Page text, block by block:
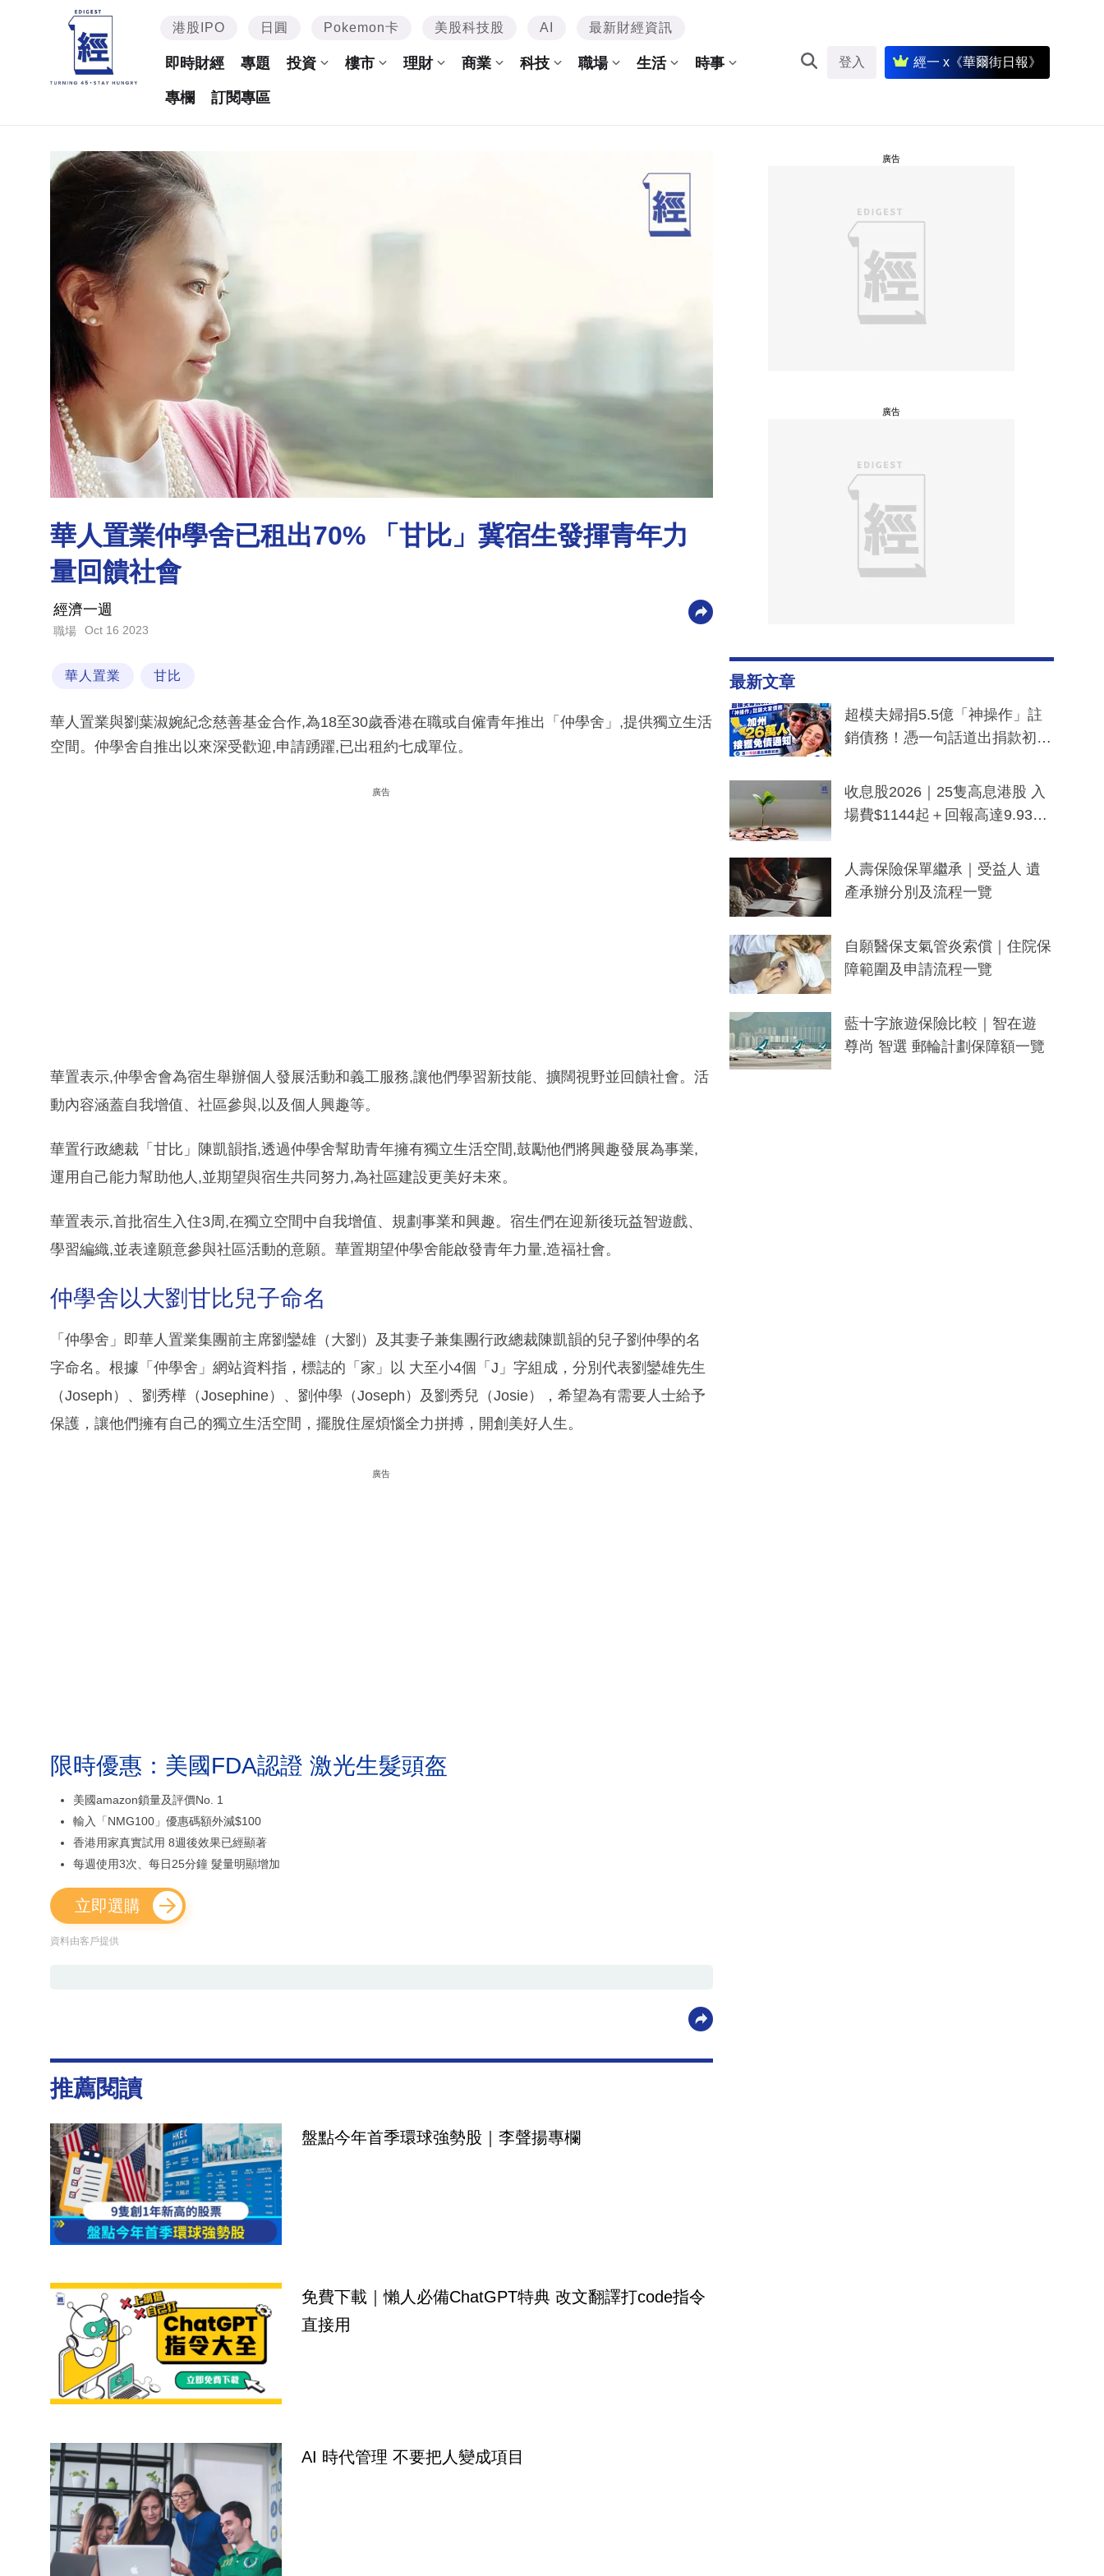
港股IPO 日圓 Pokemon卡 美股科技股 AI 最新財經資訊
即時財經 專題 投資 樓市 理財 商業 科技 職場 生活 時事
專欄 訂閱專區
登入 經一 x《華爾街日報》
華人置業仲學舍已租出70% 「甘比」冀宿生發揮青年力
量回饋社會
經濟一週
職場 Oct 16 2023
華人置業 甘比
華人置業與劉葉淑婉紀念慈善基金合作,為18至30歲香港在職或自僱青年推出「仲學舍」,提供獨立生活
空間。仲學舍自推出以來深受歡迎,申請踴躍,已出租約七成單位。
廣告
華置表示,仲學舍會為宿生舉辦個人發展活動和義工服務,讓他們學習新技能、擴闊視野並回饋社會。活
動內容涵蓋自我增值、社區參與,以及個人興趣等。
華置行政總裁「甘比」陳凱韻指,透過仲學舍幫助青年擁有獨立生活空間,鼓勵他們將興趣發展為事業,
運用自己能力幫助他人,並期望與宿生共同努力,為社區建設更美好未來。
華置表示,首批宿生入住3周,在獨立空間中自我增值、規劃事業和興趣。宿生們在迎新後玩益智遊戲、
學習編織,並表達願意參與社區活動的意願。華置期望仲學舍能啟發青年力量,造福社會。
仲學舍以大劉甘比兒子命名
「仲學舍」即華人置業集團前主席劉鑾雄（大劉）及其妻子兼集團行政總裁陳凱韻的兒子劉仲學的名
字命名。根據「仲學舍」網站資料指，標誌的「家」以 大至小4個「J」字組成，分別代表劉鑾雄先生
（Joseph）、劉秀樺（Josephine）、劉仲學（Joseph）及劉秀兒（Josie），希望為有需要人士給予
保護，讓他們擁有自己的獨立生活空間，擺脫住屋煩惱全力拼搏，開創美好人生。
廣告
限時優惠：美國FDA認證 激光生髮頭盔
美國amazon鎖量及評價No. 1
輸入「NMG100」優惠碼額外減$100
香港用家真實試用 8週後效果已經顯著
每週使用3次、每日25分鐘 髮量明顯增加
立即選購
資料由客戶提供
推薦閱讀
盤點今年首季環球強勢股｜李聲揚專欄
免費下載｜懶人必備ChatGPT特典 改文翻譯打code指令
直接用
AI 時代管理 不要把人變成項目
廣告
廣告
最新文章
超模夫婦捐5.5億「神操作」註
銷債務！憑一句話道出捐款初
一度被誤當詐騙手段
收息股2026｜25隻高息港股 入
場費$1144起＋回報高達9.93
人壽保險保單繼承｜受益人 遺
產承辦分別及流程一覽
自願醫保支氣管炎索償｜住院保
障範圍及申請流程一覽
藍十字旅遊保險比較｜智在遊
尊尚 智選 郵輪計劃保障額一覽